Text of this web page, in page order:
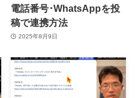
電話番号･WhatsAppを投
稿で連携方法
2025年8月9日